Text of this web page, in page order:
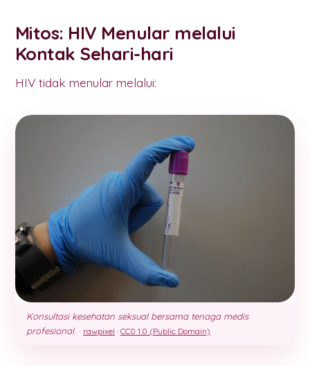
Mitos: HIV Menular melalui
Kontak Sehari-hari
HIV tidak menular melalui:
Konsultasi kesehatan seksual bersama tenaga medis
profesional. · rawpixel · CC0 1.0 (Public Domain)